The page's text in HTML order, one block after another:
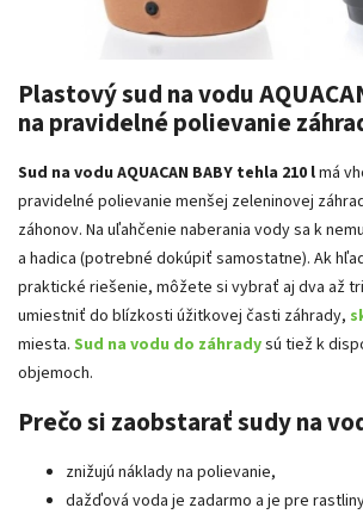
Plastový sud na vodu
na pravidelné polievanie
Sud na vodu AQUACAN BABY tehla 210 lmá
pravidelné polievanie menšej zeleninovej
záhonov. Na uľahčenie naberania vody sa k
a hadica (potrebné dokúpiť samostatne). Ak
praktické riešenie, môžete si vybrať aj dva až
umiestniť do blízkosti úžitkovej časti záhrady,
miesta. Sud na vodu do záhradysú tiež k
objemoch.
Prečo si zaobstarať sudy na
znižujú náklady na polievanie,
dažďová voda je zadarmo a je pre